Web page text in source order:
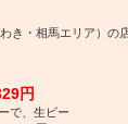
円
で、生ビー